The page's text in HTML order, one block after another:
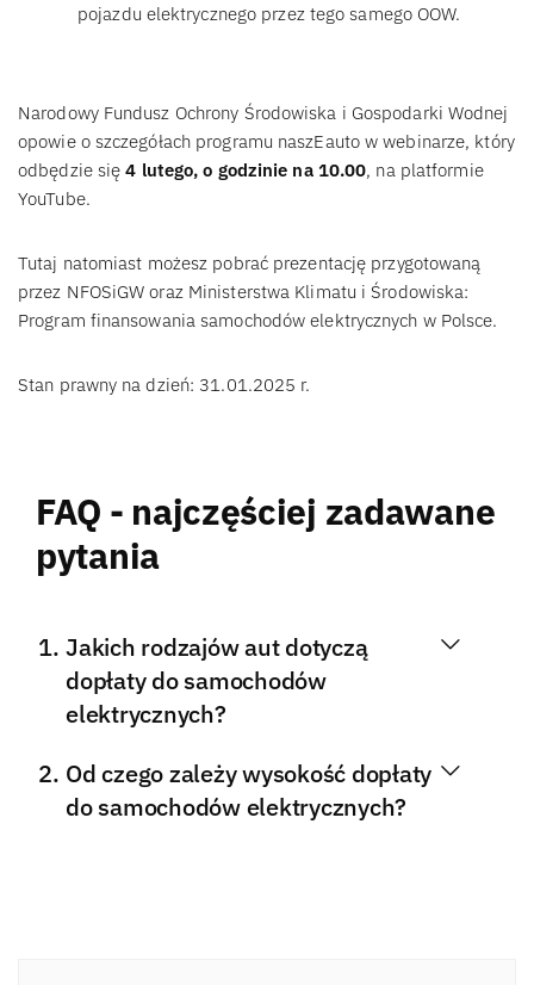
pojazdu elektrycznego przez tego samego OOW.
Narodowy Fundusz Ochrony Środowiska i Gospodarki Wodnej
opowie o szczegółach programu naszEauto w webinarze, który
odbędzie się4 lutego, o godzinie na 10.00, na platformie
YouTube.
Tutaj natomiast możesz pobrać prezentację przygotowaną
przez NFOSiGW oraz Ministerstwa Klimatu i Środowiska:
Program finansowania samochodów elektrycznych w Polsce.
Stan prawny na dzień: 31.01.2025 r.
FAQ - najczęściej zadawane
pytania
Jakich rodzajów aut dotyczą
dopłaty do samochodów
elektrycznych?
Od czego zależy wysokość dopłaty
do samochodów elektrycznych?